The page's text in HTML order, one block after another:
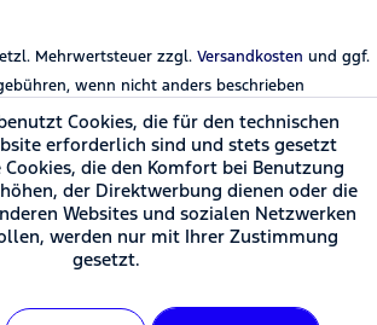
Mehrwertsteuer zzgl. Versandkosten und ggf.
wenn nicht anders beschrieben
Cookies, die für den technischen
erforderlich sind und stets gesetzt
die den Komfort bei Benutzung
der Direktwerbung dienen oder die
Websites und sozialen Netzwerken
werden nur mit Ihrer Zustimmung
gesetzt.